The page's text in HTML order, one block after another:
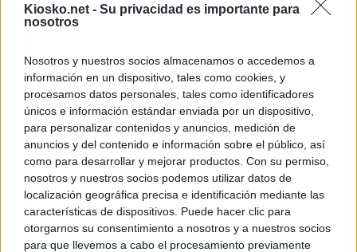
Kiosko.net - Su privacidad es importante para
nosotros
Nosotros y nuestros socios almacenamos o accedemos a
información en un dispositivo, tales como cookies, y
procesamos datos personales, tales como identificadores
únicos e información estándar enviada por un dispositivo,
para personalizar contenidos y anuncios, medición de
anuncios y del contenido e información sobre el público, así
como para desarrollar y mejorar productos. Con su permiso,
nosotros y nuestros socios podemos utilizar datos de
localización geográfica precisa e identificación mediante las
características de dispositivos. Puede hacer clic para
otorgarnos su consentimiento a nosotros y a nuestros socios
para que llevemos a cabo el procesamiento previamente